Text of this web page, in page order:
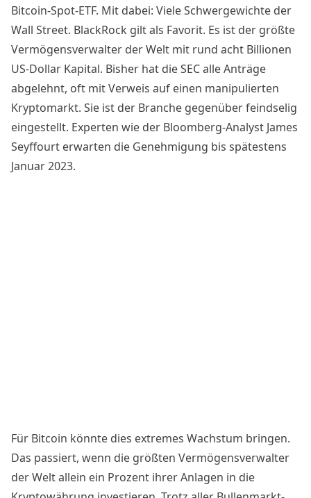
Bitcoin-Spot-ETF. Mit dabei: Viele Schwergewichte der
Wall Street. BlackRock gilt als Favorit. Es ist der größte
Vermögensverwalter der Welt mit rund acht Billionen
US-Dollar Kapital. Bisher hat die SEC alle Anträge
abgelehnt, oft mit Verweis auf einen manipulierten
Kryptomarkt. Sie ist der Branche gegenüber feindselig
eingestellt. Experten wie der Bloomberg-Analyst James
Seyffourt erwarten die Genehmigung bis spätestens
Januar 2023.
Für Bitcoin könnte dies extremes Wachstum bringen.
Das passiert, wenn die größten Vermögensverwalter
der Welt allein ein Prozent ihrer Anlagen in die